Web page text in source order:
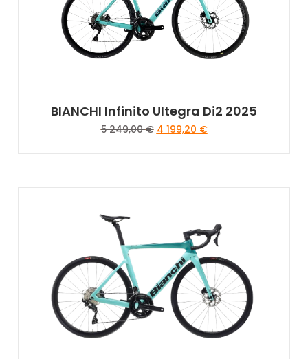
BIANCHI Infinito Ultegra Di2 2025
5 249,00€ 4 199,20 €